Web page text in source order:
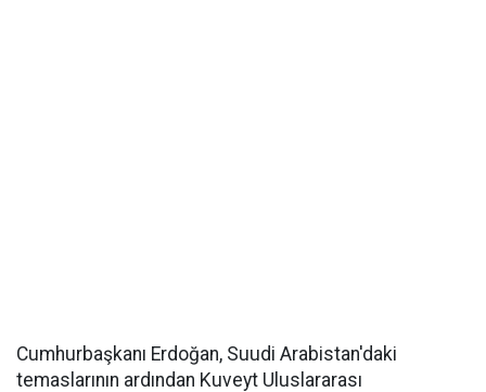
Cumhurbaşkanı Erdoğan, Suudi Arabistan'daki
temaslarının ardından Kuveyt Uluslararası